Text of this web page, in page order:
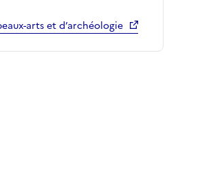
arts et d’archéologie